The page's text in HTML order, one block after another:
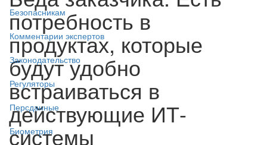
Безопасникам
Комментарии экспертов
Законодательство
Регуляторы
Персданные
Биометрия
потребность в
продуктах, которые
будут удобно
встраиваться в
действующие ИТ-
системы